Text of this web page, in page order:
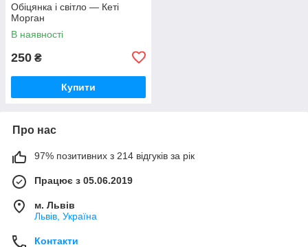
Обіцянка і світло — Кеті
Морган
В наявності
250 ₴
Купити
Про нас
97% позитивних з 214 відгуків за рік
Працює з 05.06.2019
м. Львів
Львів, Україна
Контакти